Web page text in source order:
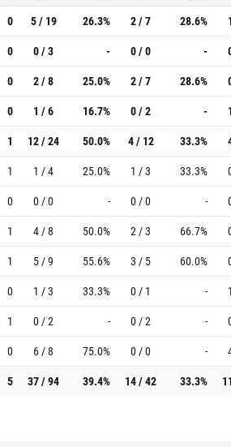
0 5 / 19 26.3% 2 / 7 28.6%
0 0 / 3 - 0 / 0 -
0 2 / 8 25.0% 2 / 7 28.6%
0 1 / 6 16.7% 0 / 2 -
1 12 / 24 50.0% 4 / 12 33.3%
1 1 / 4 25.0% 1 / 3 33.3%
0 0 / 0 - 0 / 0 -
1 4 / 8 50.0% 2 / 3 66.7%
1 5 / 9 55.6% 3 / 5 60.0%
0 1 / 3 33.3% 0 / 1 -
1 0 / 2 - 0 / 2 -
0 6 / 8 75.0% 0 / 0 -
5 37 / 94 39.4% 14 / 42 33.3%